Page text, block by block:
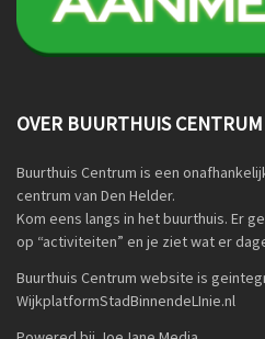
OVER BUURTHUIS CENTRUM
Buurthuis Centrum is een
centrum van Den Helder.
Kom eens langs in het buurthuis. Er
op “activiteiten” en je ziet wat er
Buurthuis Centrum website is
WijkplatformStadBinnendeLInie.nl